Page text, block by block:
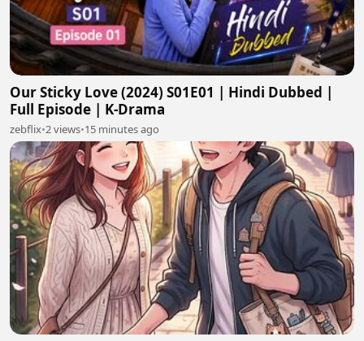
Our Sticky Love (2024) S01E01 | Hindi Dubbed |
Full Episode | K-Drama
zebflix•2 views•15 minutes ago